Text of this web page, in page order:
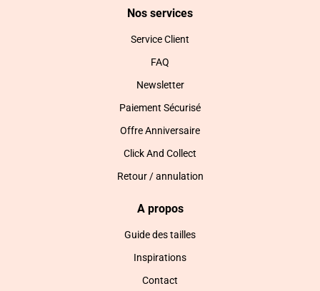
Nos services
Service Client
FAQ
Newsletter
Paiement Sécurisé
Offre Anniversaire
Click And Collect
Retour / annulation
A propos
Guide des tailles
Inspirations
Contact